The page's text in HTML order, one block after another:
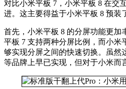
对比小米平板 7，小米平板 8 在交
进。这主要得益于小米平板 8 预装
首先，小米平板 8 的分屏功能更加
平板 7 支持两种分屏比例，而小米
够实现分屏之间的快速切换。虽然
等品牌上早已实现，但对于小米而